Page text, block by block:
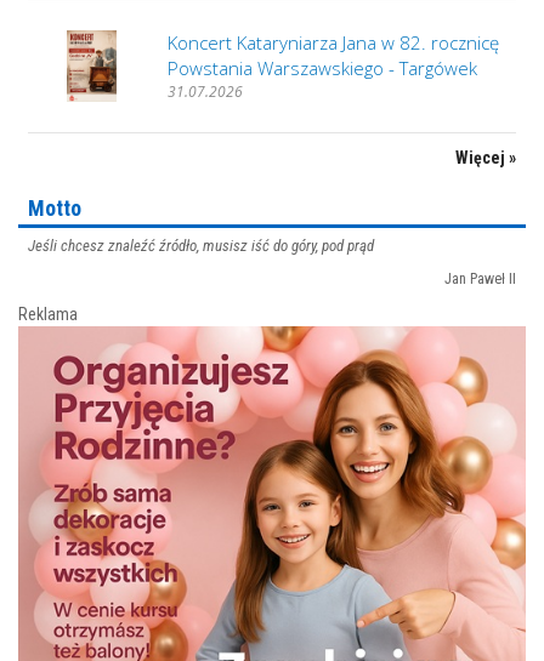
Koncert Kataryniarza Jana w 82. rocznicę
Powstania Warszawskiego - Targówek
31.07.2026
Więcej »
Motto
Jeśli chcesz znaleźć źródło, musisz iść do góry, pod prąd
Jan Paweł II
Reklama